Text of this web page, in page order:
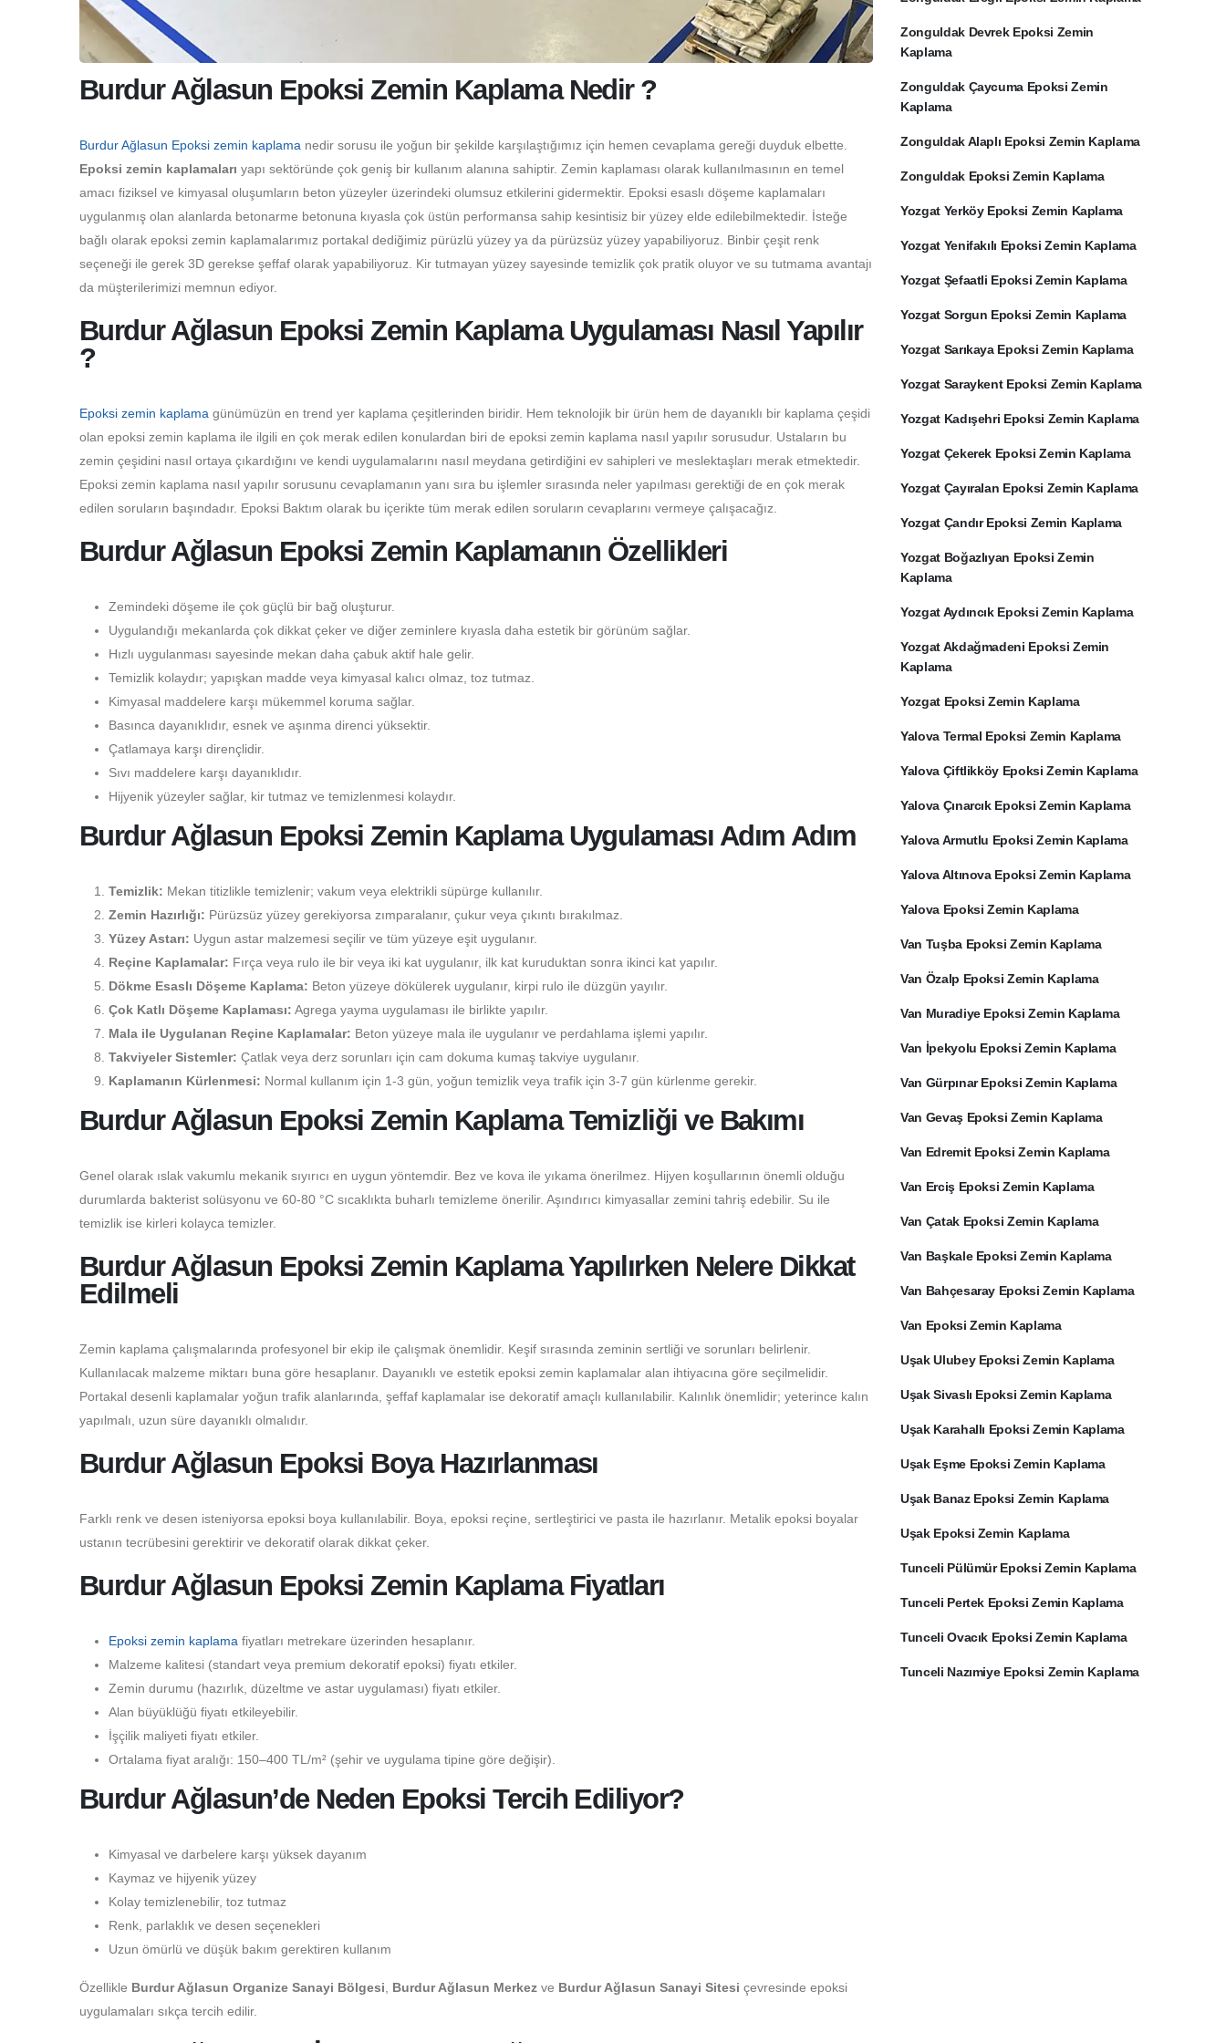
Burdur Ağlasun Epoksi Zemin Kaplama Nedir ?
Burdur Ağlasun Epoksi zemin kaplama nedir sorusu ile yoğun bir şekilde karşılaştığımız için hemen cevaplama gereği duyduk elbette.
Epoksi zemin kaplamaları yapı sektöründe çok geniş bir kullanım alanına sahiptir. Zemin kaplaması olarak kullanılmasının en temel
amacı fiziksel ve kimyasal oluşumların beton yüzeyler üzerindeki olumsuz etkilerini gidermektir. Epoksi esaslı döşeme kaplamaları
uygulanmış olan alanlarda betonarme betonuna kıyasla çok üstün performansa sahip kesintisiz bir yüzey elde edilebilmektedir. İsteğe
bağlı olarak epoksi zemin kaplamalarımız portakal dediğimiz pürüzlü yüzey ya da pürüzsüz yüzey yapabiliyoruz. Binbir çeşit renk
seçeneği ile gerek 3D gerekse şeffaf olarak yapabiliyoruz. Kir tutmayan yüzey sayesinde temizlik çok pratik oluyor ve su tutmama avantajı
da müşterilerimizi memnun ediyor.
Burdur Ağlasun Epoksi Zemin Kaplama Uygulaması Nasıl Yapılır
?
Epoksi zemin kaplama günümüzün en trend yer kaplama çeşitlerinden biridir. Hem teknolojik bir ürün hem de dayanıklı bir kaplama çeşidi
olan epoksi zemin kaplama ile ilgili en çok merak edilen konulardan biri de epoksi zemin kaplama nasıl yapılır sorusudur. Ustaların bu
zemin çeşidini nasıl ortaya çıkardığını ve kendi uygulamalarını nasıl meydana getirdiğini ev sahipleri ve meslektaşları merak etmektedir.
Epoksi zemin kaplama nasıl yapılır sorusunu cevaplamanın yanı sıra bu işlemler sırasında neler yapılması gerektiği de en çok merak
edilen soruların başındadır. Epoksi Baktım olarak bu içerikte tüm merak edilen soruların cevaplarını vermeye çalışacağız.
Burdur Ağlasun Epoksi Zemin Kaplamanın Özellikleri
Zemindeki döşeme ile çok güçlü bir bağ oluşturur.
Uygulandığı mekanlarda çok dikkat çeker ve diğer zeminlere kıyasla daha estetik bir görünüm sağlar.
Hızlı uygulanması sayesinde mekan daha çabuk aktif hale gelir.
Temizlik kolaydır; yapışkan madde veya kimyasal kalıcı olmaz, toz tutmaz.
Kimyasal maddelere karşı mükemmel koruma sağlar.
Basınca dayanıklıdır, esnek ve aşınma direnci yüksektir.
Çatlamaya karşı dirençlidir.
Sıvı maddelere karşı dayanıklıdır.
Hijyenik yüzeyler sağlar, kir tutmaz ve temizlenmesi kolaydır.
Burdur Ağlasun Epoksi Zemin Kaplama Uygulaması Adım Adım
Temizlik: Mekan titizlikle temizlenir; vakum veya elektrikli süpürge kullanılır.
Zemin Hazırlığı: Pürüzsüz yüzey gerekiyorsa zımparalanır, çukur veya çıkıntı bırakılmaz.
Yüzey Astarı: Uygun astar malzemesi seçilir ve tüm yüzeye eşit uygulanır.
Reçine Kaplamalar: Fırça veya rulo ile bir veya iki kat uygulanır, ilk kat kuruduktan sonra ikinci kat yapılır.
Dökme Esaslı Döşeme Kaplama: Beton yüzeye dökülerek uygulanır, kirpi rulo ile düzgün yayılır.
Çok Katlı Döşeme Kaplaması: Agrega yayma uygulaması ile birlikte yapılır.
Mala ile Uygulanan Reçine Kaplamalar: Beton yüzeye mala ile uygulanır ve perdahlama işlemi yapılır.
Takviyeler Sistemler: Çatlak veya derz sorunları için cam dokuma kumaş takviye uygulanır.
Kaplamanın Kürlenmesi: Normal kullanım için 1-3 gün, yoğun temizlik veya trafik için 3-7 gün kürlenme gerekir.
Burdur Ağlasun Epoksi Zemin Kaplama Temizliği ve Bakımı
Genel olarak ıslak vakumlu mekanik sıyırıcı en uygun yöntemdir. Bez ve kova ile yıkama önerilmez. Hijyen koşullarının önemli olduğu
durumlarda bakterist solüsyonu ve 60-80 °C sıcaklıkta buharlı temizleme önerilir. Aşındırıcı kimyasallar zemini tahriş edebilir. Su ile
temizlik ise kirleri kolayca temizler.
Burdur Ağlasun Epoksi Zemin Kaplama Yapılırken Nelere Dikkat
Edilmeli
Zemin kaplama çalışmalarında profesyonel bir ekip ile çalışmak önemlidir. Keşif sırasında zeminin sertliği ve sorunları belirlenir.
Kullanılacak malzeme miktarı buna göre hesaplanır. Dayanıklı ve estetik epoksi zemin kaplamalar alan ihtiyacına göre seçilmelidir.
Portakal desenli kaplamalar yoğun trafik alanlarında, şeffaf kaplamalar ise dekoratif amaçlı kullanılabilir. Kalınlık önemlidir; yeterince kalın
yapılmalı, uzun süre dayanıklı olmalıdır.
Burdur Ağlasun Epoksi Boya Hazırlanması
Farklı renk ve desen isteniyorsa epoksi boya kullanılabilir. Boya, epoksi reçine, sertleştirici ve pasta ile hazırlanır. Metalik epoksi boyalar
ustanın tecrübesini gerektirir ve dekoratif olarak dikkat çeker.
Burdur Ağlasun Epoksi Zemin Kaplama Fiyatları
Epoksi zemin kaplama fiyatları metrekare üzerinden hesaplanır.
Malzeme kalitesi (standart veya premium dekoratif epoksi) fiyatı etkiler.
Zemin durumu (hazırlık, düzeltme ve astar uygulaması) fiyatı etkiler.
Alan büyüklüğü fiyatı etkileyebilir.
İşçilik maliyeti fiyatı etkiler.
Ortalama fiyat aralığı: 150–400 TL/m² (şehir ve uygulama tipine göre değişir).
Burdur Ağlasun’de Neden Epoksi Tercih Ediliyor?
Kimyasal ve darbelere karşı yüksek dayanım
Kaymaz ve hijyenik yüzey
Kolay temizlenebilir, toz tutmaz
Renk, parlaklık ve desen seçenekleri
Uzun ömürlü ve düşük bakım gerektiren kullanım
Özellikle Burdur Ağlasun Organize Sanayi Bölgesi Burdur Ağlasun Merkez ve Burdur Ağlasun Sanayi Sitesi çevresinde epoksi
uygulamaları sıkça tercih edilir.
Zonguldak Devrek Epoksi Zemin
Kaplama
Zonguldak Çaycuma Epoksi Zemin
Kaplama
Zonguldak Alaplı Epoksi Zemin Kaplama
Zonguldak Epoksi Zemin Kaplama
Yozgat Yerköy Epoksi Zemin Kaplama
Yozgat Yenifakılı Epoksi Zemin Kaplama
Yozgat Şefaatli Epoksi Zemin Kaplama
Yozgat Sorgun Epoksi Zemin Kaplama
Yozgat Sarıkaya Epoksi Zemin Kaplama
Yozgat Saraykent Epoksi Zemin Kaplama
Yozgat Kadışehri Epoksi Zemin Kaplama
Yozgat Çekerek Epoksi Zemin Kaplama
Yozgat Çayıralan Epoksi Zemin Kaplama
Yozgat Çandır Epoksi Zemin Kaplama
Yozgat Boğazlıyan Epoksi Zemin
Kaplama
Yozgat Aydıncık Epoksi Zemin Kaplama
Yozgat Akdağmadeni Epoksi Zemin
Kaplama
Yozgat Epoksi Zemin Kaplama
Yalova Termal Epoksi Zemin Kaplama
Yalova Çiftlikköy Epoksi Zemin Kaplama
Yalova Çınarcık Epoksi Zemin Kaplama
Yalova Armutlu Epoksi Zemin Kaplama
Yalova Altınova Epoksi Zemin Kaplama
Yalova Epoksi Zemin Kaplama
Van Tuşba Epoksi Zemin Kaplama
Van Özalp Epoksi Zemin Kaplama
Van Muradiye Epoksi Zemin Kaplama
Van İpekyolu Epoksi Zemin Kaplama
Van Gürpınar Epoksi Zemin Kaplama
Van Gevaş Epoksi Zemin Kaplama
Van Edremit Epoksi Zemin Kaplama
Van Erciş Epoksi Zemin Kaplama
Van Çatak Epoksi Zemin Kaplama
Van Başkale Epoksi Zemin Kaplama
Van Bahçesaray Epoksi Zemin Kaplama
Van Epoksi Zemin Kaplama
Uşak Ulubey Epoksi Zemin Kaplama
Uşak Sivaslı Epoksi Zemin Kaplama
Uşak Karahallı Epoksi Zemin Kaplama
Uşak Eşme Epoksi Zemin Kaplama
Uşak Banaz Epoksi Zemin Kaplama
Uşak Epoksi Zemin Kaplama
Tunceli Pülümür Epoksi Zemin Kaplama
Tunceli Pertek Epoksi Zemin Kaplama
Tunceli Ovacık Epoksi Zemin Kaplama
Tunceli Nazımiye Epoksi Zemin Kaplama